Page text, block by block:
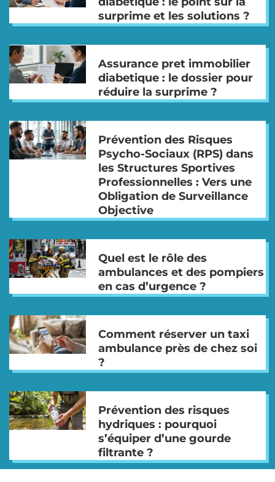
surprime et les solutions ?
Assurance pret immobilier
diabetique : le dossier pour
réduire la surprime ?
Prévention des Risques
Psycho-Sociaux (RPS) dans
les Structures Sportives
Professionnelles : Vers une
Obligation de Surveillance
Objective
Quel est le rôle des
ambulances et des pompiers
en cas d’urgence ?
Comment réserver un taxi
ambulance près de chez soi
?
Prévention des risques
hydriques : pourquoi
s’équiper d’une gourde
filtrante ?